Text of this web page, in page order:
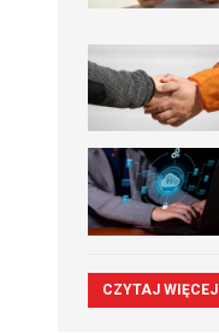
CZYTAJ WIĘCEJ